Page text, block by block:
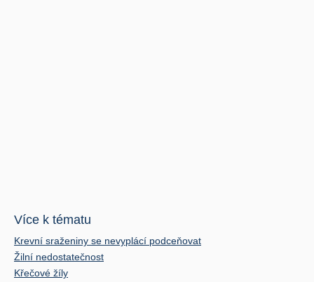
Více k tématu
Krevní sraženiny se nevyplácí podceňovat
Žilní nedostatečnost
Křečové žíly